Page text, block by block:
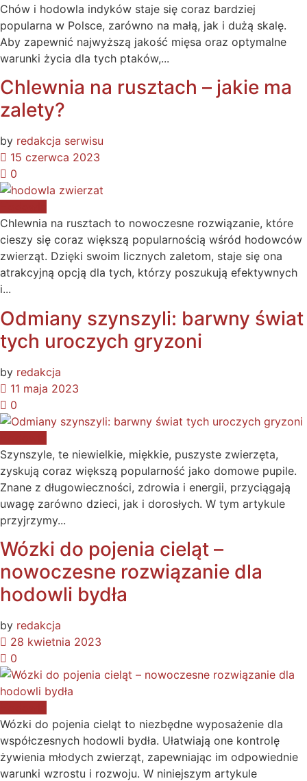
Chów i hodowla indyków staje się coraz bardziej
popularna w Polsce, zarówno na małą, jak i dużą skalę.
Aby zapewnić najwyższą jakość mięsa oraz optymalne
warunki życia dla tych ptaków,...
Chlewnia na rusztach – jakie ma
zalety?
by redakcja serwisu
15 czerwca 2023
0
Chlewnia na rusztach to nowoczesne rozwiązanie, które
cieszy się coraz większą popularnością wśród hodowców
zwierząt. Dzięki swoim licznych zaletom, staje się ona
atrakcyjną opcją dla tych, którzy poszukują efektywnych
i...
Odmiany szynszyli: barwny świat
tych uroczych gryzoni
by redakcja
11 maja 2023
0
Szynszyle, te niewielkie, miękkie, puszyste zwierzęta,
zyskują coraz większą popularność jako domowe pupile.
Znane z długowieczności, zdrowia i energii, przyciągają
uwagę zarówno dzieci, jak i dorosłych. W tym artykule
przyjrzymy...
Wózki do pojenia cieląt –
nowoczesne rozwiązanie dla
hodowli bydła
by redakcja
28 kwietnia 2023
0
Wózki do pojenia cieląt to niezbędne wyposażenie dla
współczesnych hodowli bydła. Ułatwiają one kontrolę
żywienia młodych zwierząt, zapewniając im odpowiednie
warunki wzrostu i rozwoju. W niniejszym artykule